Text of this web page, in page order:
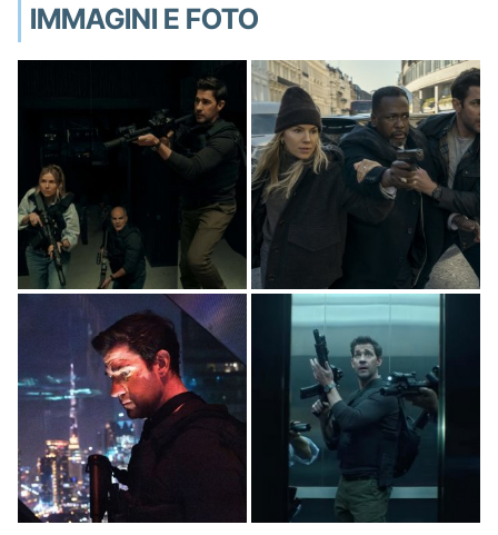
IMMAGINI E FOTO